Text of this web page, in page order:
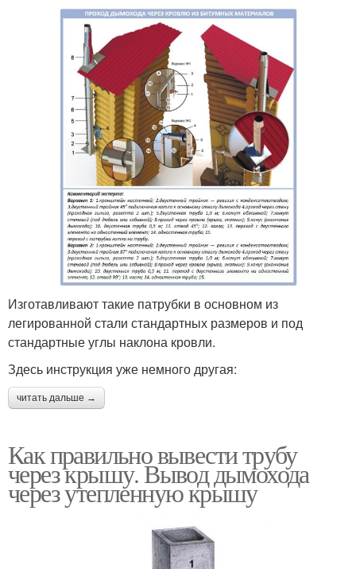
Изготавливают такие патрубки в основном из
легированной стали стандартных размеров и под
стандартные углы наклона кровли.
Здесь инструкция уже немного другая:
читать дальше →
Как правильно вывести трубу
через крышу. Вывод дымохода
через утепленную крышу